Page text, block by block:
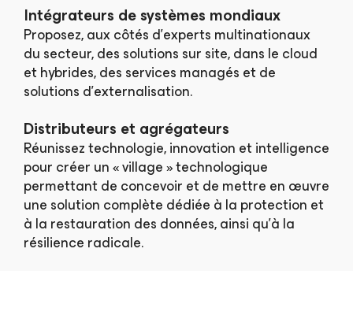
Intégrateurs de systèmes mondiaux
Proposez, aux côtés d'experts multinationaux
du secteur, des solutions sur site, dans le cloud
et hybrides, des services managés et de
solutions d'externalisation.
Distributeurs et agrégateurs
Réunissez technologie, innovation et intelligence
pour créer un « village » technologique
permettant de concevoir et de mettre en œuvre
une solution complète dédiée à la protection et
à la restauration des données, ainsi qu'à la
résilience radicale.